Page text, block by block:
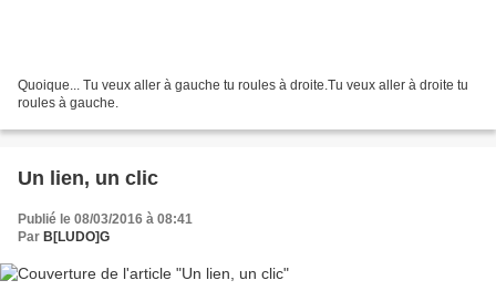
Quoique... Tu veux aller à gauche tu roules à droite.Tu veux aller à droite tu
roules à gauche.
Un lien, un clic
Publié le 08/03/2016 à 08:41
Par B[LUDO]G